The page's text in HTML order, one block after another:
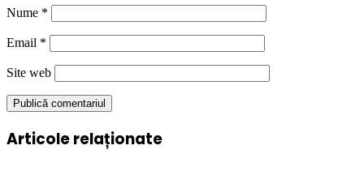
Nume *
Email *
Site web
Articole relaționate